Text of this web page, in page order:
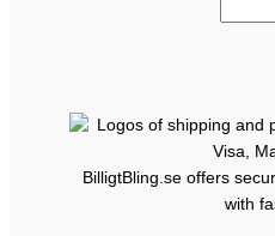
BilligtBling.se offers
with